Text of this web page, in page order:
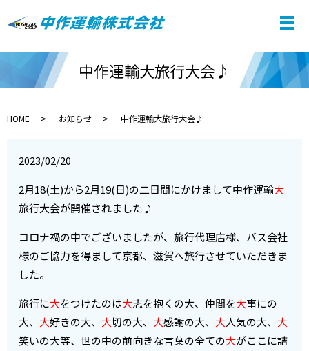
中作運輸大旅行大会♪
HOME お知らせ 中作運輸大旅行大会♪
2023/02/20
2月18(土)から2月19(日)の二日間にかけまして中作運輸大
旅行大会が開催されました♪
コロナ禍の中でございましたが、旅行代理店様、バス会社
様のご協力を得まして京都、滋賀へ旅行させていただきま
した。
旅行に大をつけたのは大志を抱くの大、仲間を大事にの
大、 大好きの大、 大切の大、 大感謝の大、 大人気の大、 大
笑いの大等、世の中の前向きな言葉の全ての大がここに詰